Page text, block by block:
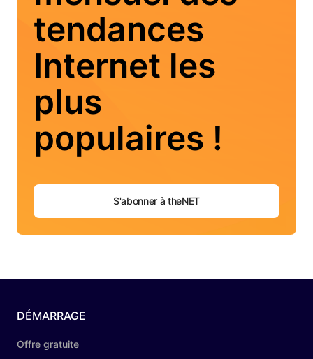
tendances
Internet les
plus
populaires !
S'abonner à theNET
DÉMARRAGE
Offre gratuite